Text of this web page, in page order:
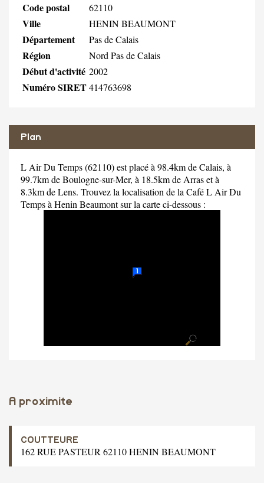
Code postal 62110
Ville HENIN BEAUMONT
Département Pas de Calais
Région Nord Pas de Calais
Début d'activité 2002
Numéro SIRET414763698
Plan
L Air Du Temps (62110) est placé à 98.4km de Calais, à
99.7km de Boulogne-sur-Mer, à 18.5km de Arras et à
8.3km de Lens. Trouvez la localisation de la Café L Air Du
Temps à Henin Beaumont sur la carte ci-dessous :
A proximite
COUTTEURE
162 RUE PASTEUR 62110 HENIN BEAUMONT